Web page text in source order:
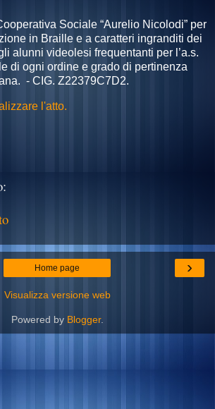
Sociale “Aurelio Nicolodi” per
in Braille e a caratteri ingranditi dei
alunni videolesi frequentanti per l’a.s.
di ogni ordine e grado di pertinenza
- CIG. Z22379C7D2.
l'atto.
›
Home page
Visualizza versione web
Powered by Blogger.